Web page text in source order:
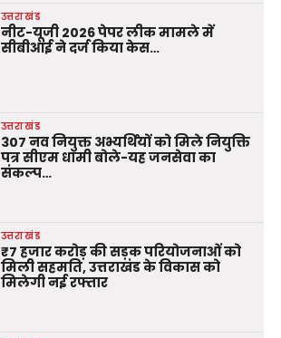
उत्तराखंड
नीट-यूजी 2026 पेपर लीक मामले में
सीबीआई ने दर्ज किया केस…
उत्तराखंड
307 नव नियुक्त अभ्यर्थियों को मिले नियुक्ति
पत्र सीएम धामी बोले-यह जनसेवा का
संकल्प…
उत्तराखंड
₹7 हजार करोड़ की सड़क परियोजनाओं को
मिली सहमति, उत्तराखंड के विकास को
मिलेगी नई रफ्तार